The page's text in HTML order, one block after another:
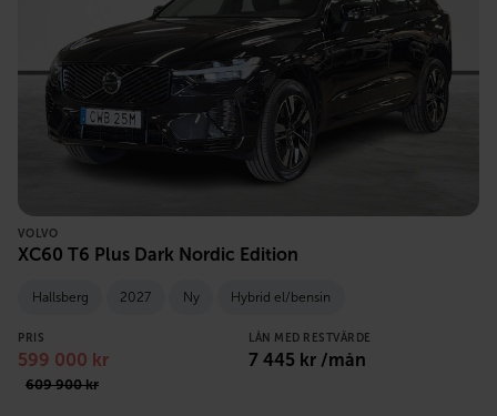
VOLVO
XC60 T6 Plus Dark Nordic Edition
Hallsberg 2027 Ny Hybrid el/bensin
PRIS
599 000 kr
609 900kr
LÅN MED RESTVÄRDE
7 445 kr /mån